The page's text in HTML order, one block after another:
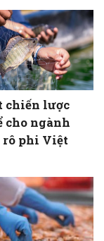
chiến lược
cho ngành
rô phi Việt